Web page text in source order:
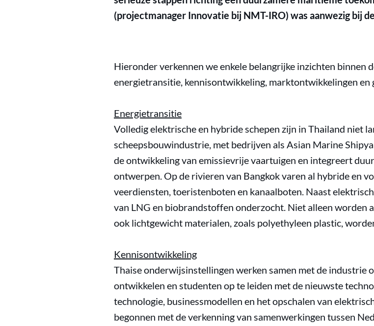
(projectmanager Innovatie bij NMT-IRO) was aanwezig bij
Hieronder verkennen we enkele belangrijke inzichten binnen
energietransitie, kennisontwikkeling, marktontwikkelingen en
Energietransitie
Volledig elektrische en hybride schepen zijn in Thailand niet
scheepsbouwindustrie, met bedrijven als Asian Marine
de ontwikkeling van emissievrije vaartuigen en integreert
ontwerpen. Op de rivieren van Bangkok varen al hybride en
veerdiensten, toeristenboten en kanaalboten. Naast
van LNG en biobrandstoffen onderzocht. Niet alleen worden
ook lichtgewicht materialen, zoals polyethyleen plastic,
Kennisontwikkeling
Thaise onderwijsinstellingen werken samen met de industrie
ontwikkelen en studenten op te leiden met de nieuwste
technologie, businessmodellen en het opschalen van
begonnen met de verkenning van samenwerkingen tussen